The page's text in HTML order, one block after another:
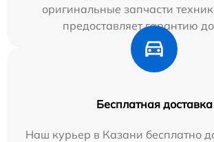
оригинальные запчасти
предоставляет гарантию
Бесплатная доставка
Наш курьер в Казани бесплатно